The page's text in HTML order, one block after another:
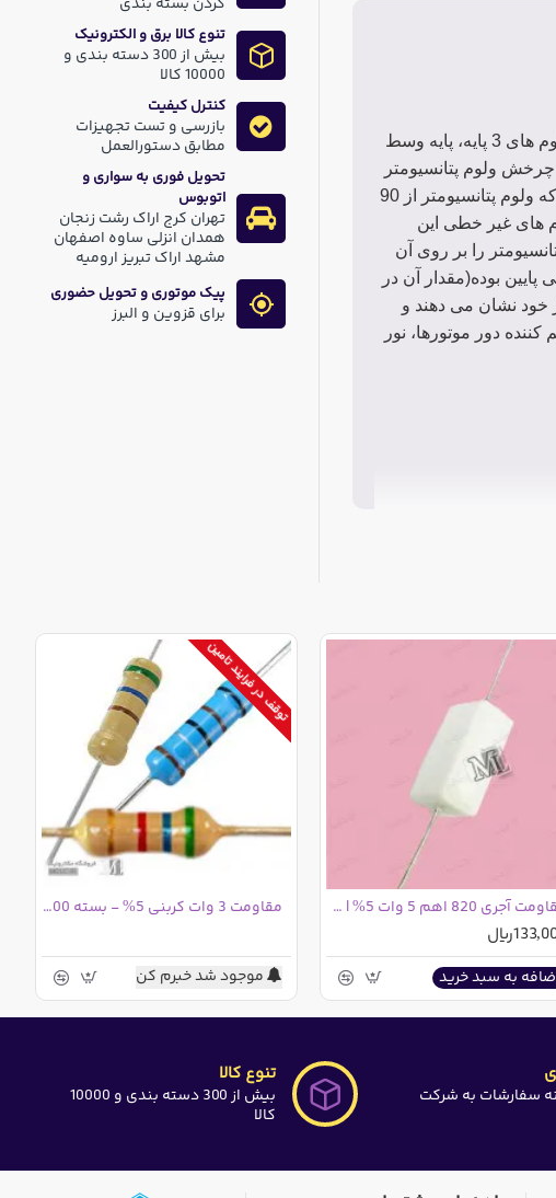
ولوم های خطی به عنوان یکی از متداولترین مقاومت های متغیر مورد مصرف زیادی در بردهای الکترونیکی دارند. در این ولوم های 3 پایه، پایه وسط
چرخش ولوم پتانسیومتر
از 0 درجه تا 90 درجه ، مقاومت بین پایه وسط و یکی از پایه های کناری ازصفر اهم به یک کیلو اهم افزایش یابد ، در صورتی که ولوم پتانسیومتر از 90
های غیر خطی این
را بر روی آن
بوده(مقدار آن در
خود نشان می دهند و
دور موتورها، نور
تنوع کالا برق و الکترونیک
بیش از 300 دسته بندی و
10000 کالا
کنترل کیفیت
بازرسی و تست تجهیزات
مطابق دستورالعمل
تحویل فوری به سواری و
اتوبوس
تهران کرج اراک رشت زنجان
همدان انزلی ساوه اصفهان
مشهد اراک تبریز ارومیه
پیک موتوری و تحویل حضوری
برای قزوین و البرز
مقاومت آجری 820 اهم 5 وات 5% | 820R
به سبد خرید
توقف در فرایند تامین
مقاومت 3 وات کربنی 5% - بسته 500عددی
موجود شد خبرم کن
سفارشات به شرکت
تنوع کالا
بیش از 300 دسته بندی و 10000
کالا